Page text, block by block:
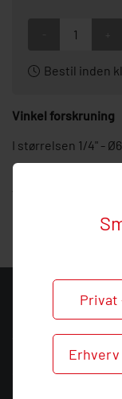
Privat
Bestil inden
Vinkel forskruning
I størrelsen 1/4" - Ø6.
KONTAKT
Smøremanden A/S
CVR: 39683717
Søndergården 3